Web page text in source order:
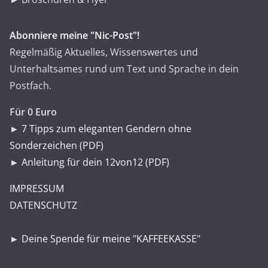
Abonniere meine "Nic-Post"!
Regelmäßig Aktuelles, Wissenswertes und
Unterhaltsames rund um Text und Sprache in dein
Postfach.
Für 0 Euro
► 7 Tipps zum eleganten Gendern ohne
Sonderzeichen (PDF)
► Anleitung für dein 12von12 (PDF)
IMPRESSUM
DATENSCHUTZ
► Deine Spende für meine "KAFFEEKASSE"